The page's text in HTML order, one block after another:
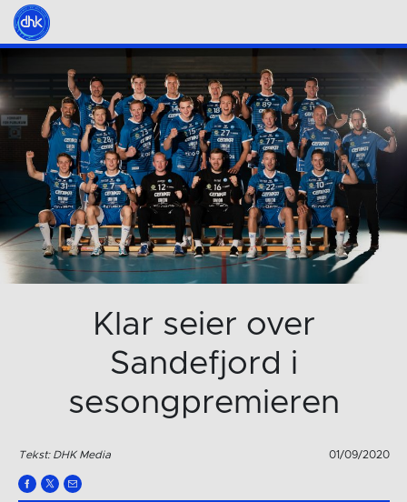
Klar seier over
Sandefjord i
sesongpremieren
Tekst: DHK Media 01/09/2020